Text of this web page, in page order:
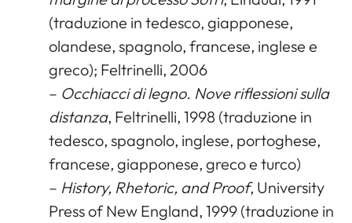
(traduzione in tedesco, giapponese,
olandese, spagnolo, francese, inglese e
greco); Feltrinelli, 2006
– Occhiacci di legno. Nove riflessioni sulla
distanza, Feltrinelli, 1998 (traduzione in
tedesco, spagnolo, inglese, portoghese,
francese, giapponese, greco e turco)
– History, Rhetoric, and Proof, University
Press of New England, 1999 (traduzione in